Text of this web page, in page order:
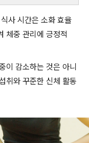
사 시간은 소화 효율
체중 관리에 긍정적
이 감소하는 것은 아니
취와 꾸준한 신체 활동